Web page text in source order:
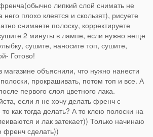
липкий слой снимать не
плохо клеятся и скользят), рисуете
снимаете полоску, корректируете
2 минуты в лампе, если нужно неще
сушите, наносите топ, сушите,
Готово!
объяснили, что нужно нанести
прокрашивать, потом топ и все. А
первого слоя цветного лака.
если я не хочу делать френч с
как тогда делать? А то клею полоски на
и лак затекает)) Только начинаю
френч сделать))